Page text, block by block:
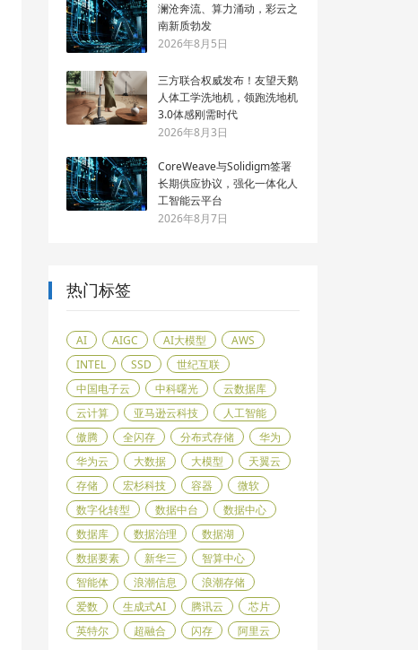
澜沧奔流、算力涌动，彩云之
南新质勃发
2026年8月5日
三方联合权威发布！友望天鹅
人体工学洗地机，领跑洗地机
3.0体感刚需时代
2026年8月3日
CoreWeave与Solidigm签署
长期供应协议，强化一体化人
工智能云平台
2026年8月7日
热门标签
AI AIGC AI大模型
AWS
INTEL
SSD
世纪互联
中国电子云
中科曙光
云数据库
云计算
亚马逊云科技
人工智能
傲腾
全闪存 分布式存储
华为
华为云
大数据 大模型
天翼云
存储
宏杉科技 容器
微软
数字化转型
数据中台
数据中心
数据库
数据治理
数据湖
数据要素
新华三
智算中心
智能体
浪潮信息
浪潮存储
爱数
生成式AI 腾讯云
芯片
英特尔
超融合 闪存 阿里云